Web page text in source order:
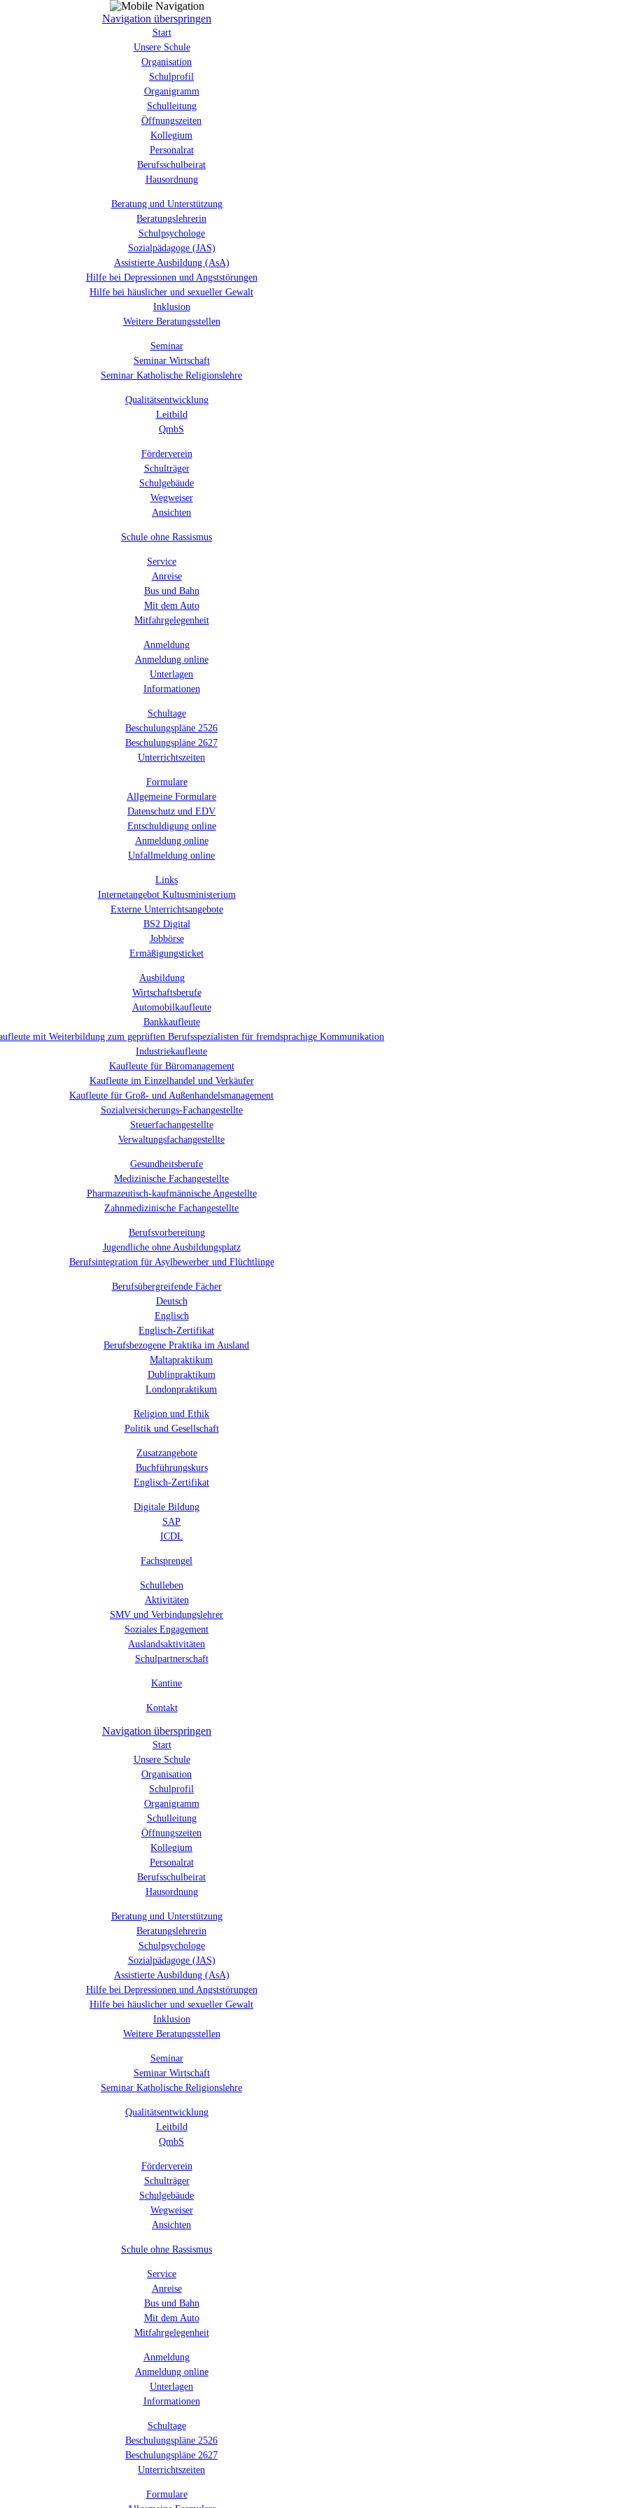
Navigation überspringen
Start
Unsere Schule
Organisation
Schulprofil
Organigramm
Schulleitung
Öffnungszeiten
Kollegium
Personalrat
Berufsschulbeirat
Hausordnung
Beratung und Unterstützung
Beratungslehrerin
Schulpsychologe
Sozialpädagoge (JAS)
Assistierte Ausbildung (AsA)
Hilfe bei Depressionen und Angststörungen
Hilfe bei häuslicher und sexueller Gewalt
Inklusion
Weitere Beratungsstellen
Seminar
Seminar Wirtschaft
Seminar Katholische Religionslehre
Qualitätsentwicklung
Leitbild
QmbS
Förderverein
Schulträger
Schulgebäude
Wegweiser
Ansichten
Schule ohne Rassismus
Service
Anreise
Bus und Bahn
Mit dem Auto
Mitfahrgelegenheit
Anmeldung
Anmeldung online
Unterlagen
Informationen
Schultage
Beschulungspläne 2526
Beschulungspläne 2627
Unterrichtszeiten
Formulare
Allgemeine Formulare
Datenschutz und EDV
Entschuldigung online
Anmeldung online
Unfallmeldung online
Links
Internetangebot Kultusministerium
Externe Unterrichtsangebote
BS2 Digital
Jobbörse
Ermäßigungsticket
Ausbildung
Wirtschaftsberufe
Automobilkaufleute
Bankkaufleute
mit Weiterbildung zum geprüften Berufsspezialisten für fremdsprachige Kommunikation
Industriekaufleute
Kaufleute für Büromanagement
Kaufleute im Einzelhandel und Verkäufer
Kaufleute für Groß- und Außenhandelsmanagement
Sozialversicherungs-Fachangestellte
Steuerfachangestellte
Verwaltungsfachangestellte
Gesundheitsberufe
Medizinische Fachangestellte
Pharmazeutisch-kaufmännische Angestellte
Zahnmedizinische Fachangestellte
Berufsvorbereitung
Jugendliche ohne Ausbildungsplatz
Berufsintegration für Asylbewerber und Flüchtlinge
Berufsübergreifende Fächer
Deutsch
Englisch
Englisch-Zertifikat
Berufsbezogene Praktika im Ausland
Maltapraktikum
Dublinpraktikum
Londonpraktikum
Religion und Ethik
Politik und Gesellschaft
Zusatzangebote
Buchführungskurs
Englisch-Zertifikat
Digitale Bildung
SAP
ICDL
Fachsprengel
Schulleben
Aktivitäten
SMV und Verbindungslehrer
Soziales Engagement
Auslandsaktivitäten
Schulpartnerschaft
Kantine
Kontakt
Navigation überspringen
Start
Unsere Schule
Organisation
Schulprofil
Organigramm
Schulleitung
Öffnungszeiten
Kollegium
Personalrat
Berufsschulbeirat
Hausordnung
Beratung und Unterstützung
Beratungslehrerin
Schulpsychologe
Sozialpädagoge (JAS)
Assistierte Ausbildung (AsA)
Hilfe bei Depressionen und Angststörungen
Hilfe bei häuslicher und sexueller Gewalt
Inklusion
Weitere Beratungsstellen
Seminar
Seminar Wirtschaft
Seminar Katholische Religionslehre
Qualitätsentwicklung
Leitbild
QmbS
Förderverein
Schulträger
Schulgebäude
Wegweiser
Ansichten
Schule ohne Rassismus
Service
Anreise
Bus und Bahn
Mit dem Auto
Mitfahrgelegenheit
Anmeldung
Anmeldung online
Unterlagen
Informationen
Schultage
Beschulungspläne 2526
Beschulungspläne 2627
Unterrichtszeiten
Formulare